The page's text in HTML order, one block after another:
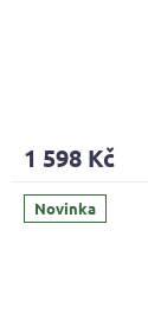
1 598 Kč
Novinka